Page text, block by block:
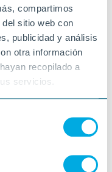
compartimos
sitio web con
publicidad y análisis
otra información
recopilado a
servicios.